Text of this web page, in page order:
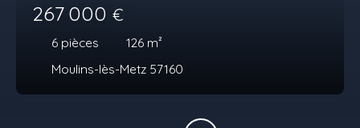
267 000 €
6 pièces 126 m²
Moulins-lès-Metz 57160